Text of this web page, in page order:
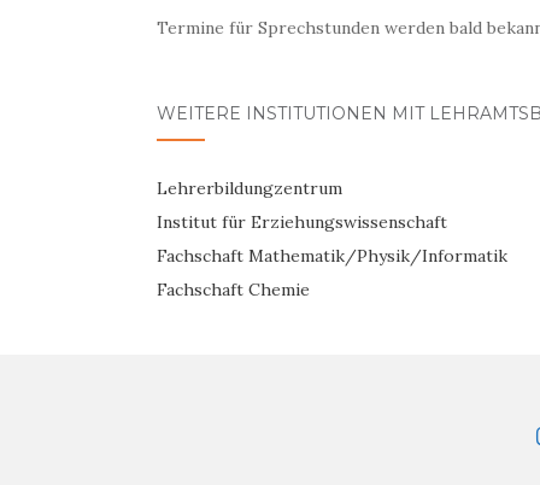
Termine für Sprechstunden werden bald
WEITERE INSTITUTIONEN MIT
Lehrerbildungzentrum
Institut für Erziehungswissenschaft
Fachschaft Mathematik/Physik/Informatik
Fachschaft Chemie